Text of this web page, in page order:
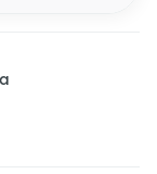
pagina